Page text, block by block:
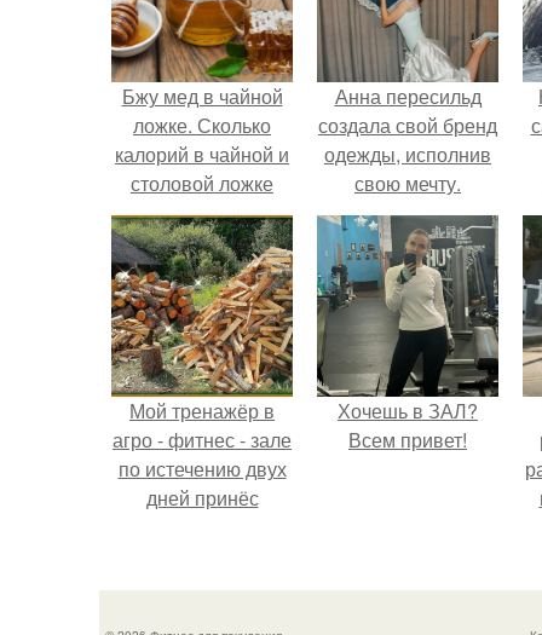
Бжу мед в чайной
ложке. Сколько
калорий в чайной и
столовой ложке
меда
Анна пересильд
создала свой бренд
одежды, исполнив
свою мечту.
Мой тренажёр в
агро - фитнес - зале
по истечению двух
дней принёс
Хочешь в ЗАЛ?
Всем привет!